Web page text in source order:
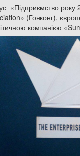
«Підприємство
(Гонконг),
компанією